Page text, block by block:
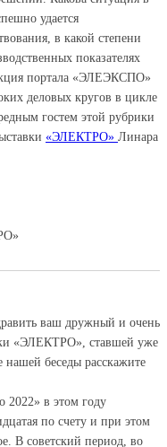
удается
в какой степени
показателях
портала «ЭЛЕЭКСПО»
деловых кругов в цикле
гостем этой рубрики
«ЭЛЕКТРО» Линара
ваш дружный и очень
«ЭЛЕКТРО», ставшей уже
нашей беседы расскажите
2022» в этом году
по счету и при этом
В советский период, во